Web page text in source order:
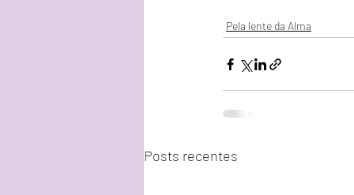
Pela lente da Alma
Posts recentes